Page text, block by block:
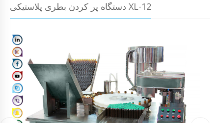
دستگاه پر کردن بطری پلاستیکی XL-12